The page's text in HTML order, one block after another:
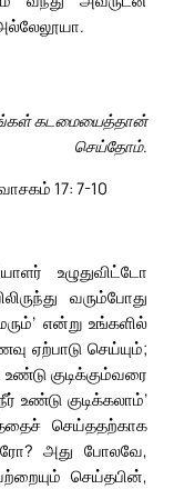
கடமையைத்தான்
செய்தோம்.
17: 7-10
உழுதுவிட்டோ
வரும்போது
என்று உங்களில்
ஏற்பாடு செய்யும்;
குடிக்கும்வரை
உண்டு குடிக்கலாம்’
செய்ததற்காக
அது போலவே,
செய்தபின்,